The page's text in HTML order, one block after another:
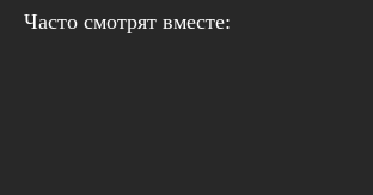
Часто смотрят вместе: